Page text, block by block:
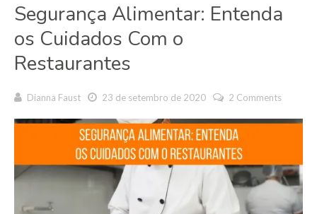
Segurança Alimentar: Entenda
os Cuidados Com o
Restaurantes
Dianna Faust 23 de setembro de 2020 2 Comments